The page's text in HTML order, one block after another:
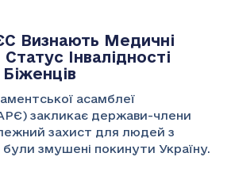
Визнають Медичні
Інвалідності
асамблеї
закликає держави-члени
захист для людей з
були змушені покинути Україну.